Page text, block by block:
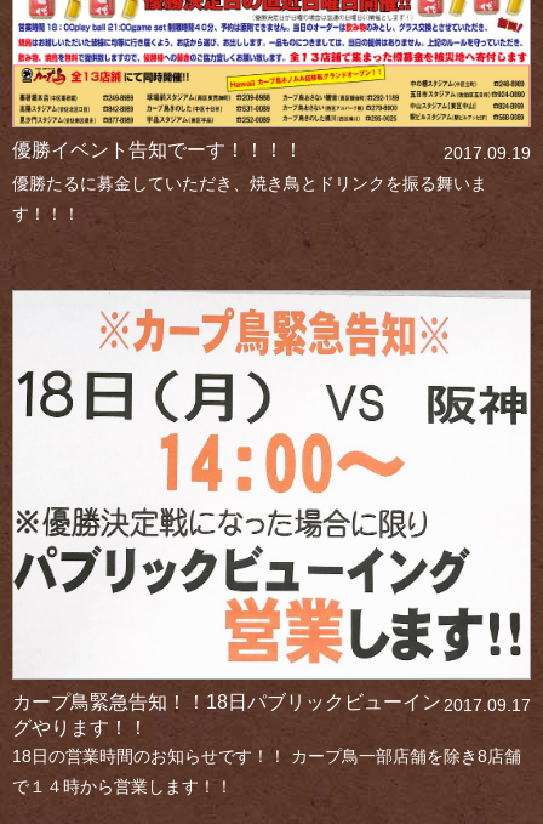
2017.09.19
優勝イベント告知でーす！！！！
優勝たるに募金していただき、焼き鳥とドリンクを振る舞いま
す！！！
2017.09.17
カープ鳥緊急告知！！18日パブリックビューイン
グやります！！
18日の営業時間のお知らせです！！ カープ鳥一部店舗を除き8店舗
で１４時から営業します！！